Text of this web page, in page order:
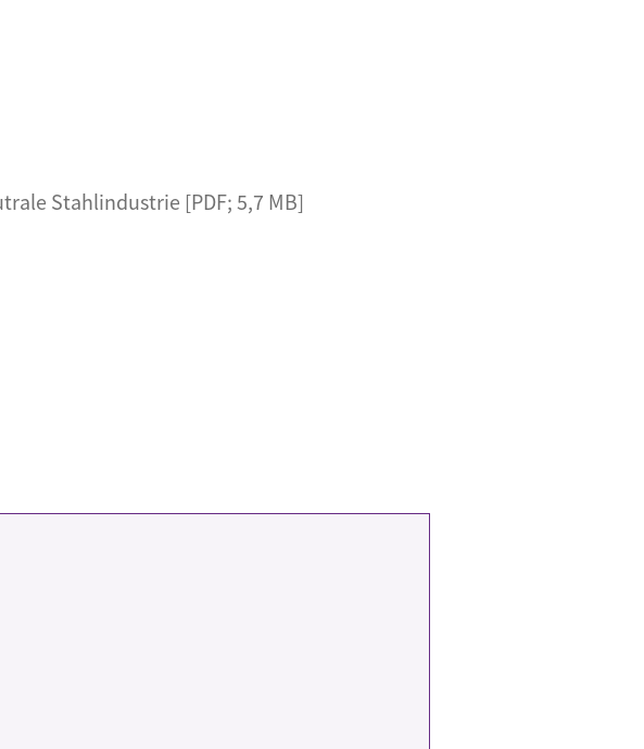
Stahlindustrie [PDF; 5,7 MB]